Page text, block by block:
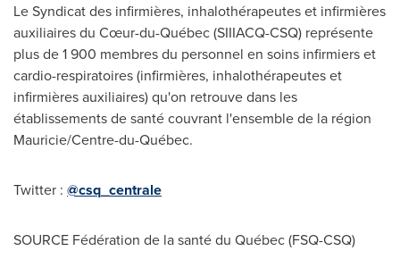
Le Syndicatdes infirmières, inhalothérapeutes et infirmières
auxiliaires du Cœur-du-Québec (SIIIACQ-CSQ) représente
plus de 1 900 membres du personnel en soins infirmiers et
cardio-respiratoires (infirmières, inhalothérapeutes et
infirmières auxiliaires) qu'on retrouve dans les
établissements de santé couvrant l'ensemble de la région
Mauricie/Centre-du-Québec.
Twitter : @csq_centrale
SOURCE Fédération de la santé du Québec (FSQ-CSQ)